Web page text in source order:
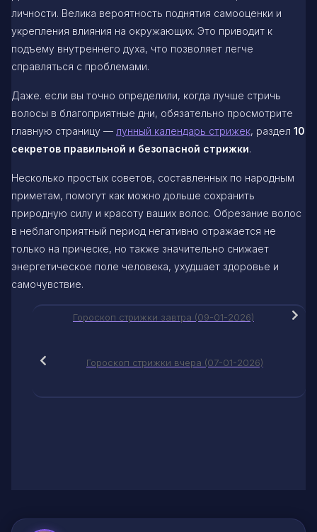
личности. Велика вероятность поднятия самооценки и
укрепления влияния на окружающих. Это приводит к
подъему внутреннего духа, что позволяет легче
справляться с проблемами.
Даже. если вы точно определили, когда лучше стричь
волосы в благоприятные дни, обязательно просмотрите
главную страницу — лунный календарь стрижек, раздел 10
секретов правильной и безопасной стрижки.
Несколько простых советов, составленных по народным
приметам, помогут как можно дольше сохранить
природную силу и красоту ваших волос. Обрезание волос
в неблагоприятный период негативно отражается не
только на прическе, но также значительно снижает
энергетическое поле человека, ухудшает здоровье и
самочувствие.
Гороскоп стрижки завтра (09-01-2026)
Гороскоп стрижки вчера (07-01-2026)